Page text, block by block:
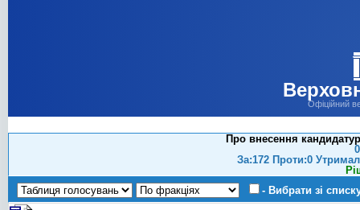
Офіційний
Про внесення
За:172 Проти:0
- Вибрати зі